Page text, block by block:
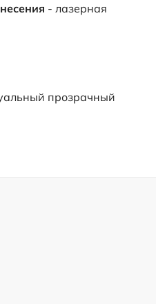
- лазерная
прозрачный